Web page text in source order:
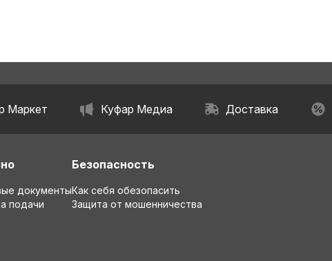
Маркет Куфар Медиа Доставка
документы
подачи
Безопасность
Как себя обезопасить
Защита от мошенничества